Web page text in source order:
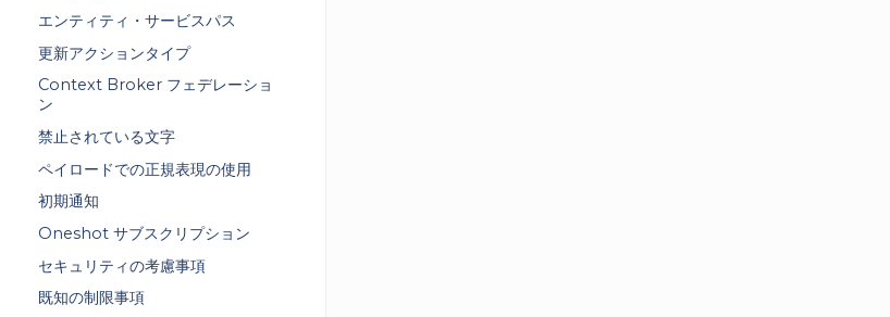
エンティティ・サービスパス
更新アクションタイプ
Context Broker フェデレーショ
ン
禁止されている文字
ペイロードでの正規表現の使用
初期通知
Oneshot サブスクリプション
セキュリティの考慮事項
既知の制限事項